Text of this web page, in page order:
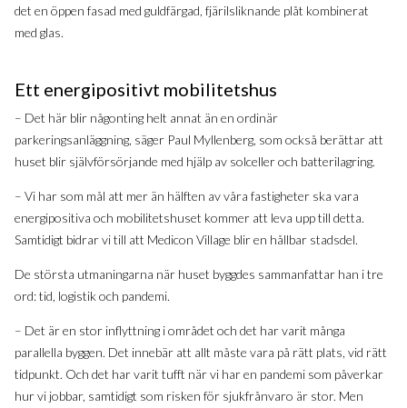
det en öppen fasad med guldfärgad, fjärilsliknande plåt kombinerat
med glas.
Ett energipositivt mobilitetshus
– Det här blir någonting helt annat än en ordinär
parkeringsanläggning, säger Paul Myllenberg, som också berättar att
huset blir självförsörjande med hjälp av solceller och batterilagring.
– Vi har som mål att mer än hälften av våra fastigheter ska vara
energipositiva och mobilitetshuset kommer att leva upp till detta.
Samtidigt bidrar vi till att Medicon Village blir en hållbar stadsdel.
De största utmaningarna när huset byggdes sammanfattar han i tre
ord: tid, logistik och pandemi.
– Det är en stor inflyttning i området och det har varit många
parallella byggen. Det innebär att allt måste vara på rätt plats, vid rätt
tidpunkt. Och det har varit tufft när vi har en pandemi som påverkar
hur vi jobbar, samtidigt som risken för sjukfrånvaro är stor. Men